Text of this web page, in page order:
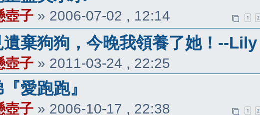
壺子 » 2006-07-02 , 12:14 1 2
遺棄狗狗，今晚我領養了她！--Lily
壺子 » 2011-03-24 , 22:25
愛跑跑』
壺子 » 2006-10-17 , 22:38 1 2